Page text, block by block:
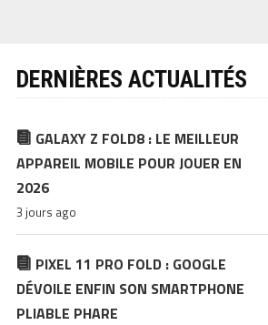
DERNIÈRES ACTUALITÉS
GALAXY Z FOLD8 : LE MEILLEUR
APPAREIL MOBILE POUR JOUER EN
2026
3 jours ago
PIXEL 11 PRO FOLD : GOOGLE
DÉVOILE ENFIN SON SMARTPHONE
PLIABLE PHARE